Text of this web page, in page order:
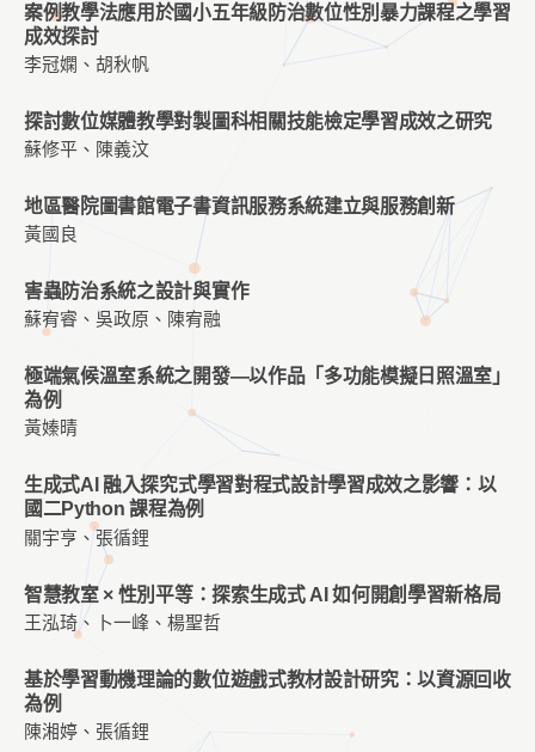
案例教學法應用於國小五年級防治數位性別暴力課程之學習
成效探討
李冠嫻、胡秋帆
探討數位媒體教學對製圖科相關技能檢定學習成效之研究
蘇修平、陳義汶
地區醫院圖書館電子書資訊服務系統建立與服務創新
黃國良
害蟲防治系統之設計與實作
蘇宥睿、吳政原、陳宥融
極端氣候溫室系統之開發—以作品「多功能模擬日照溫室」
為例
黃嫀晴
生成式AI 融入探究式學習對程式設計學習成效之影響：以
國二Python 課程為例
關宇亨、張循鋰
智慧教室 × 性別平等：探索生成式 AI 如何開創學習新格局
王泓琦、卜一峰、楊聖哲
基於學習動機理論的數位遊戲式教材設計研究：以資源回收
為例
陳湘婷、張循鋰